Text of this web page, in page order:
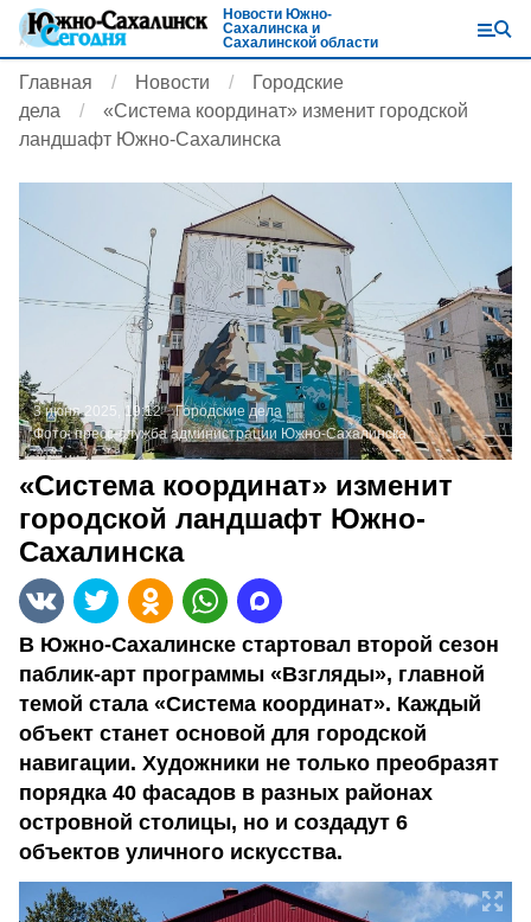
Новости Южно-
Сахалинска и
Сахалинской области
Главная Новости
Городские
дела
«Система координат» изменит городской
ландшафт Южно-Сахалинска
3 июня 2025, 19:12
Городские дела
Фото:пресс-служба администрации Южно-Сахалинска
«Система координат» изменит
городской ландшафт Южно-
Сахалинска
В Южно-Сахалинске стартовал второй сезон
паблик-арт программы «Взгляды», главной
темой стала «Система координат». Каждый
объект станет основой для городской
навигации. Художники не только преобразят
порядка 40 фасадов в разных районах
островной столицы, но и создадут 6
объектов уличного искусства.